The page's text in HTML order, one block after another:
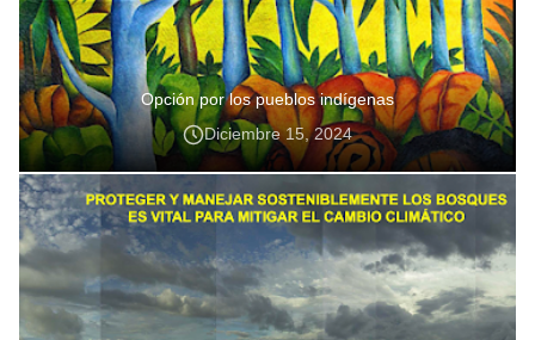
Opción por los pueblos indígenas
Diciembre 15, 2024